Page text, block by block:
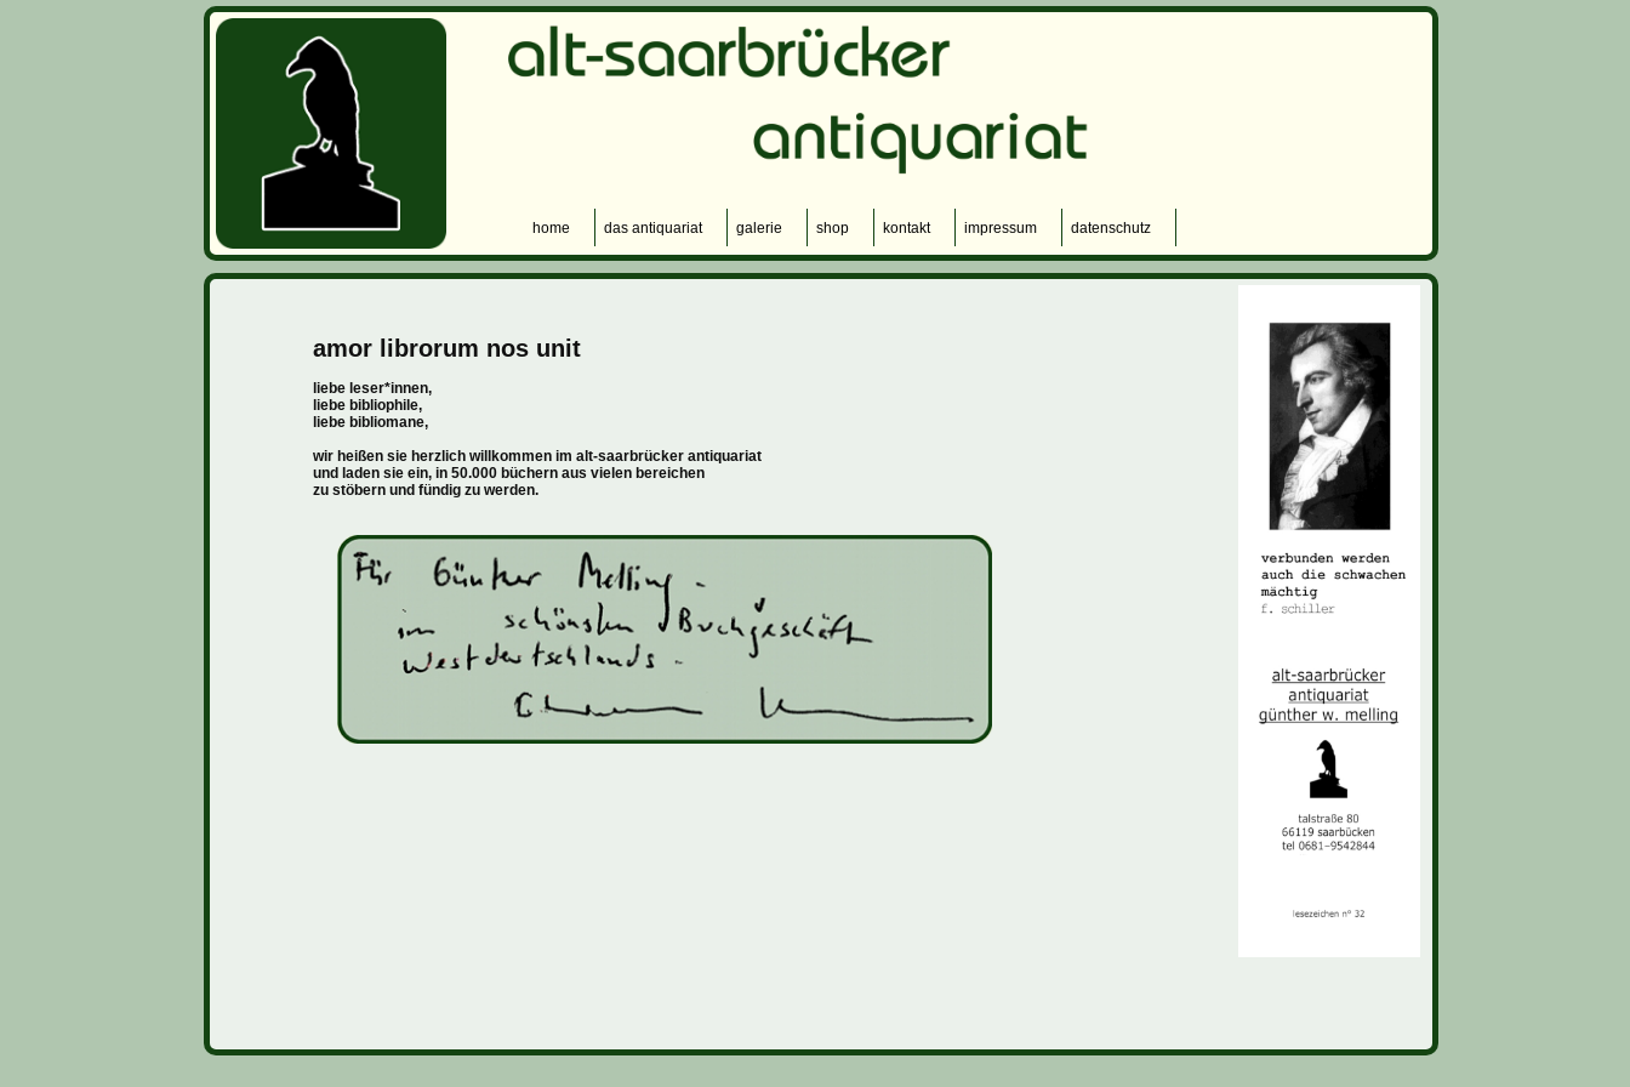
home das antiquariat galerie shop kontakt impressum datenschutz
amor librorum nos unit
liebe leser*innen,
liebe bibliophile,
liebe bibliomane,
wir heißen sie herzlich willkommen im alt-saarbrücker antiquariat
und laden sie ein, in 50.000 büchern aus vielen bereichen
zu stöbern und fündig zu werden.